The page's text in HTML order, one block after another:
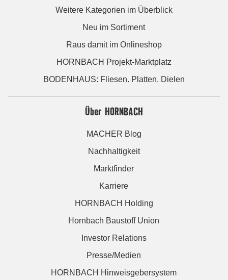
Weitere Kategorien im Überblick
Neu im Sortiment
Raus damit im Onlineshop
HORNBACH Projekt-Marktplatz
BODENHAUS: Fliesen. Platten. Dielen
Über HORNBACH
MACHER Blog
Nachhaltigkeit
Marktfinder
Karriere
HORNBACH Holding
Hornbach Baustoff Union
Investor Relations
Presse/Medien
HORNBACH Hinweisgebersystem